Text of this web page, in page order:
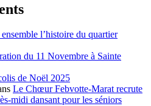
l’histoire du quartier
du 11 Novembre à Sainte
de Noël 2025
Le Chœur Febvotte-Marat recrute
midi dansant pour les séniors